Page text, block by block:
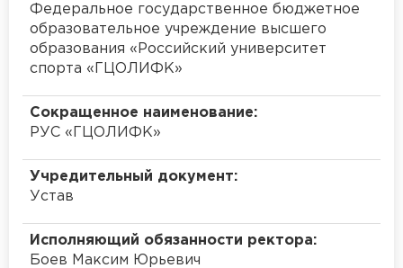
Федеральное государственное бюджетное
образовательное учреждение высшего
образования «Российский университет
спорта «ГЦОЛИФК»
Сокращенное наименование:
РУС «ГЦОЛИФК»
Учредительный документ:
Устав
Исполняющий обязанности ректора:
Боев Максим Юрьевич